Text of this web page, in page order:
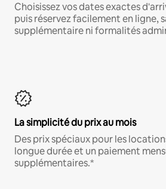
Choisissez vos dates exactes
puis réservez facilement en ligne,
supplémentaire ni formalités
La simplicité du prix au mois
Des prix spéciaux pour les
longue durée et un paiement
supplémentaires.*